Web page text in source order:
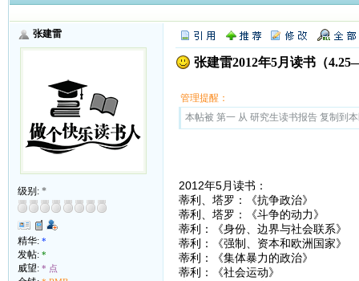
张建雷
级别: *
精华: *
发帖: *
威望: * 点
张建雷2012年5月读书（
管理提醒：
本帖被 第一 从 研究生读书报告 复制到
2012年5月读书：
蒂利、塔罗：《抗争政治》
蒂利、塔罗：《斗争的动力》
蒂利：《身份、边界与社会联系》
蒂利：《强制、资本和欧洲国家》
蒂利：《集体暴力的政治》
蒂利：《社会运动》